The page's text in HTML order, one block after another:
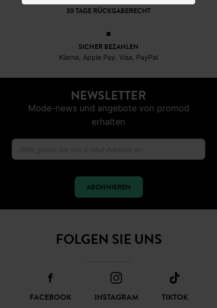
30 TAGE RÜCKGABERECHT
SICHER BEZAHLEN
Klarna, Apple Pay, Visa, PayPal
NEWSLETTER
Mode-news und angebote von promod
erhalten
ABONNIEREN
FOLGEN SIE UNS
FACEBOOK INSTAGRAM TIKTOK